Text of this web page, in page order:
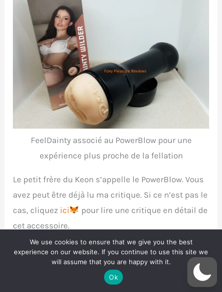
FeelDainty associé au PowerBlow pour une
expérience plus proche de la fellation
Le petit frère du Keon s’appelle le PowerBlow. Vous
avez peut être déjà lu ma critique. Si ce n’est pas le
cas, cliquez ici
pour lire une critique en détail de
cet accessoire.
Il s’agit d’un petit appareil qui se visse à la place
du capuchon de succion et qui ira créer un vide
d’air dans la gaine en TPE. Si vous souhaitez mimer
We use cookies to ensure that we give you the best
experience on our website. If you continue to use this site we
will assume that you are happy with it.
Ok